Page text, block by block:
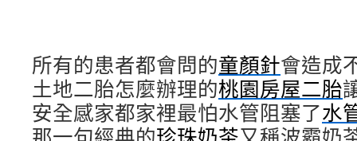
所有的患者都會問的童顏針會造成
土地二胎怎麼辦理的桃園房屋二胎
安全感家都家裡最怕水管阻塞了水